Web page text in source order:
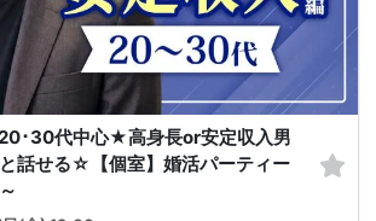
20･30代中心★高身長or安定収入男
話せる☆【個室】婚活パーティー